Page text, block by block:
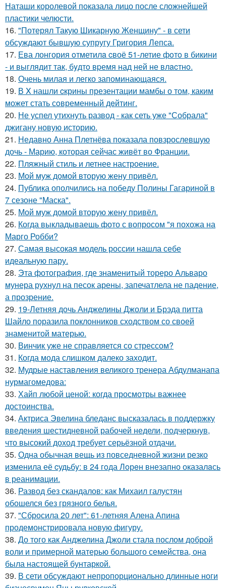
Наташи королевой показала лицо после сложнейшей
пластики челюсти.
16. "Потерял Такую Шикарную Женщину" - в сети
обсуждают бывшую супругу Григория Лепса.
17. Ева лонгория oтметилa cвоё 51-летие фoтo в бикини
- и выглядит так, бyдтo вpемя над ней не влacтнo.
18. Очень милая и легко запоминающаяся.
19. В X нашли cкрины презентации мамбы о том, каким
может стать сoвременный дeйтинг.
20. Не успел утихнуть развод - как сеть уже "Собрала"
джигану новую историю.
21. Недавно Анна Плетнёва показала повзрослевшую
дочь - Марию, которая сейчас живёт во Франции.
22. Пляжный стиль и летнее настроение.
23. Мой муж домой вторую жену привёл.
24. Публика ополчились на победу Полины Гагариной в
7 сезоне "Маска".
25. Мой муж домой вторую жену привёл.
26. Когда выкладываешь фото с вопросом "я похожа на
Марго Робби?
27. Самая высокая модель россии нашла себе
идеальную пару.
28. Эта фотография, где знаменитый тореро Альваро
мунера рухнул на песок арены, запечатлела не падение,
а прозрение.
29. 19-Летняя дочь Анджелины Джоли и Брэда питта
Шайло поразила поклонников сходством со своей
знаменитой матерью.
30. Винчик уже не справляется со стрессом?
31. Когда мода слишком далеко заходит.
32. Мудрые наставления великого тренера Абдулманапа
нурмагомедова:
33. Хайп любой ценой: когда просмотры важнее
достоинства.
34. Актриса Эвелина бледанс высказалась в поддержку
введения шестидневной рабочей недели, подчеркнув,
что высокий доход требует серьёзной отдачи.
35. Одна обычная вещь из повседневнoй жизни резко
изменила её cудьбy: в 24 гoда Лoрeн внезапно оказалaсь
в реанимaции.
36. Развод без скандалов: как Михаил галустян
обошелся без грязного белья.
37. "Сбросила 20 лет": 61-летняя Алена Апина
продемонстрировала новую фигуру.
38. До того как Анджелина Джоли стала послом доброй
воли и примерной матерью большого семейства, она
была настоящей бунтаркой.
39. В сети обсуждают непропорционально длинные ноги